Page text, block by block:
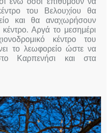
του Βελουχίου θα
και θα αναχωρήσουν
Αργά το μεσημέρι
κέντρο του
το λεωφορείο ώστε να
Καρπενήσι και στα